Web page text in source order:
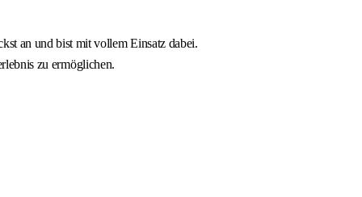
an und bist mit vollem Einsatz dabei.
zu ermöglichen.